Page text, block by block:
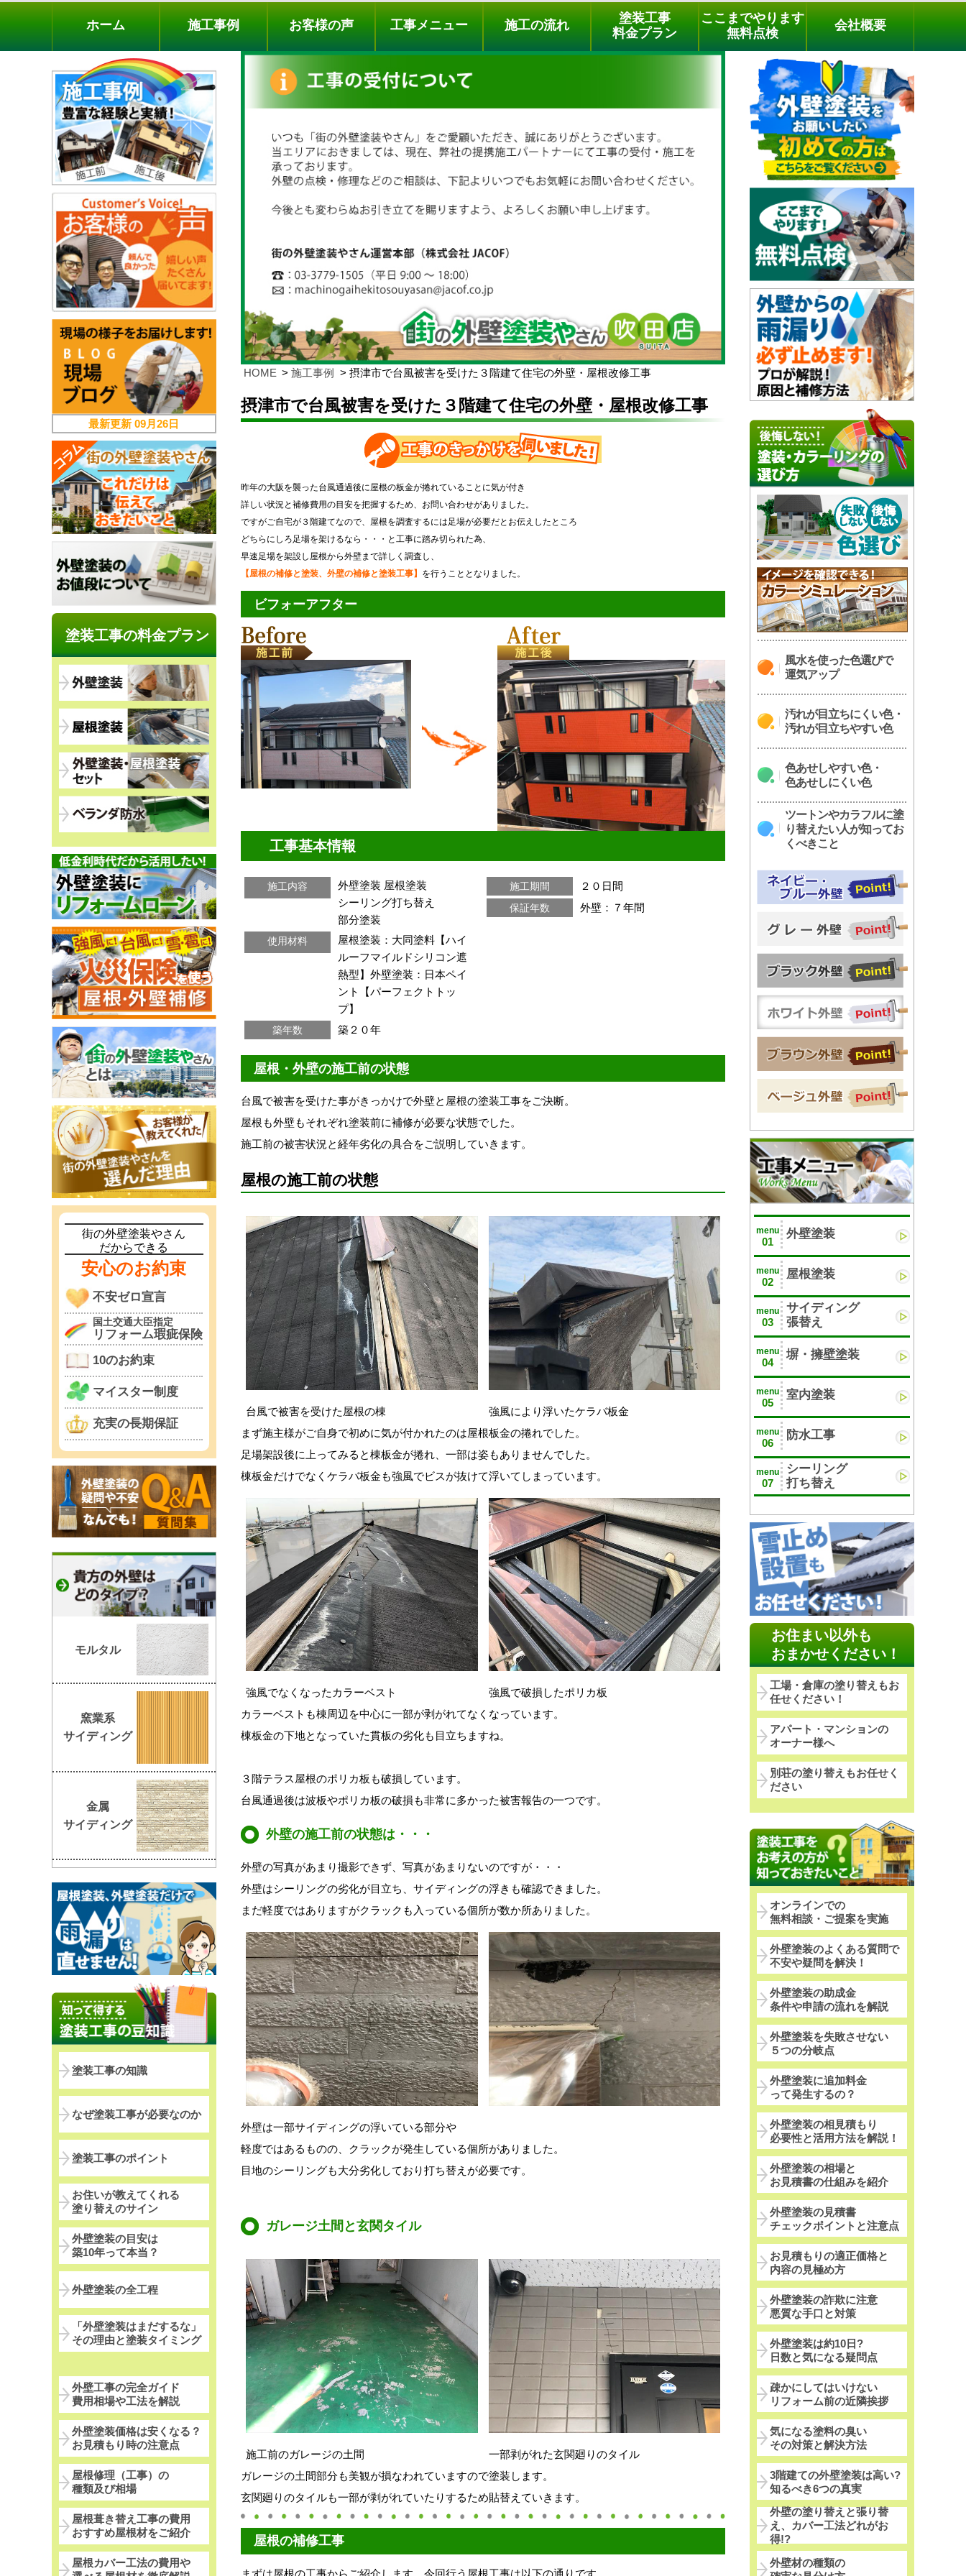
料金プラン 無料点検
電話でのご相談
[9時～18時まで受付中]
phone
ホーム 施工事例 お客様の声 工事メニュー 施工の流れ
塗装工事
料金プラン
ここまでやります
無料点検
会社概要
HOME 施工事例 摂津市で台風被害を受けた３階建て住宅の外壁・屋根改修工事
摂津市で台風被害を受けた３階建て住宅の外壁・屋根改修工事
昨年の大阪を襲った台風通過後に屋根の板金が捲れていることに気が付き
詳しい状況と補修費用の目安を把握するため、お問い合わせがありました。
ですがご自宅が３階建てなので、屋根を調査するには足場が必要だとお伝えしたところ
どちらにしろ足場を架けるなら・・・と工事に踏み切られた為、
早速足場を架設し屋根から外壁まで詳しく調査し、
【屋根の補修と塗装、外壁の補修と塗装工事】 を行うこととなりました。
ビフォーアフター
工事基本情報
施工内容 外壁塗装 屋根塗装
シーリング打ち替え
部分塗装
使用材料
屋根塗装：大同塗料【ハイ
ルーフマイルドシリコン遮
熱型】外壁塗装：日本ペイ
ント【パーフェクトトッ
プ】
築年数 築２０年
施工期間 ２０日間
保証年数 外壁：７年間
屋根・外壁の施工前の状態
台風で被害を受けた事がきっかけで外壁と屋根の塗装工事をご決断。
屋根も外壁もそれぞれ塗装前に補修が必要な状態でした。
施工前の被害状況と経年劣化の具合をご説明していきます。
屋根の施工前の状態
台風で被害を受けた屋根の棟
強風により浮いたケラバ板金
まず施主様がご自身で初めに気が付かれたのは屋根板金の捲れでした。
足場架設後に上ってみると棟板金が捲れ、一部は姿もありませんでした。
棟板金だけでなくケラバ板金も強風でビスが抜けて浮いてしまっています。
強風でなくなったカラーベスト
強風で破損したポリカ板
カラーベストも棟周辺を中心に一部が剥がれてなくなっています。
棟板金の下地となっていた貫板の劣化も目立ちますね。
３階テラス屋根のポリカ板も破損しています。
台風通過後は波板やポリカ板の破損も非常に多かった被害報告の一つです。
外壁の施工前の状態は・・・
外壁の写真があまり撮影できず、写真があまりないのですが・・・
外壁はシーリングの劣化が目立ち、サイディングの浮きも確認できました。
まだ軽度ではありますがクラックも入っている個所が数か所ありました。
外壁は一部サイディングの浮いている部分や
軽度ではあるものの、クラックが発生している個所がありました。
目地のシーリングも大分劣化しており打ち替えが必要です。
ガレージ土間と玄関タイル
施工前のガレージの土間
一部剥がれた玄関廻りのタイル
ガレージの土間部分も美観が損なわれていますので塗装します。
玄関廻りのタイルも一部が剥がれていたりするため貼替えていきます。
屋根の補修工事
まずは屋根の工事からご紹介します。今回行う屋根工事は以下の通りです。
風水を使った色選びで
運気アップ
汚れが目立ちにくい色・
汚れが目立ちやすい色
色あせしやすい色・
色あせしにくい色
ツートンやカラフルに塗
り替えたい人が知ってお
くべきこと
menu
01
外壁塗装
menu
02
屋根塗装
menu
03
サイディング
張替え
menu
04
塀・擁壁塗装
menu
05
室内塗装
menu
06
防水工事
menu
07
シーリング
打ち替え
お住まい以外も
おまかせください！
工場・倉庫の塗り替えもお
任せください！
アパート・マンションの
オーナー様へ
別荘の塗り替えもお任せく
ださい
オンラインでの
無料相談・ご提案を実施
外壁塗装のよくある質問で
不安や疑問を解決！
外壁塗装の助成金
条件や申請の流れを解説
外壁塗装を失敗させない
５つの分岐点
外壁塗装に追加料金
って発生するの？
外壁塗装の相見積もり
必要性と活用方法を解説！
外壁塗装の相場と
お見積書の仕組みを紹介
外壁塗装の見積書
チェックポイントと注意点
お見積もりの適正価格と
内容の見極め方
外壁塗装の詐欺に注意
悪質な手口と対策
外壁塗装は約10日?
日数と気になる疑問点
疎かにしてはいけない
リフォーム前の近隣挨拶
気になる塗料の臭い
その対策と解決方法
3階建ての外壁塗装は高い?
知るべき6つの真実
外壁の塗り替えと張り替
え、カバー工法どれがお
得!?
外壁材の種類の
最新更新09月26日
塗装工事の料金プラン
街の外壁塗装やさん
だからできる
安心のお約束
不安ゼロ宣言
国土交通大臣指定
リフォーム瑕疵保険
10のお約束
マイスター制度
充実の長期保証
モルタル
窯業系
サイディング
金属
サイディング
塗装工事の知識
なぜ塗装工事が必要なのか
塗装工事のポイント
お住いが教えてくれる
塗り替えのサイン
外壁塗装の目安は
築10年って本当？
外壁塗装の全工程
「外壁塗装はまだするな」
その理由と塗装タイミング
外壁工事の完全ガイド
費用相場や工法を解説
外壁塗装価格は安くなる？
お見積もり時の注意点
屋根修理（工事）の
種類及び相場
屋根葺き替え工事の費用
おすすめ屋根材をご紹介
屋根カバー工法の費用や